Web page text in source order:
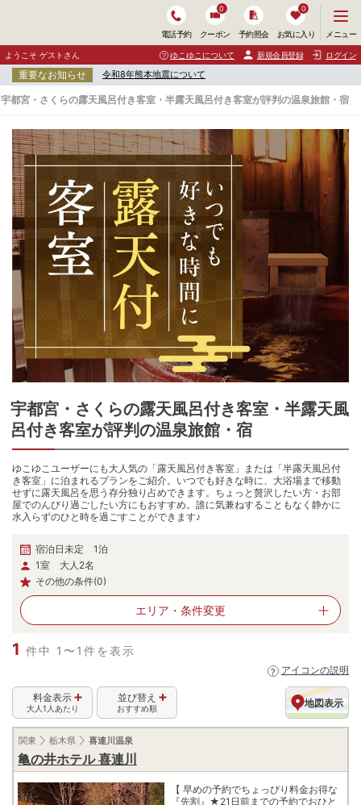
電話予約 クーポン
0
予約照会 お気に入り
0
ニ
ュ
ー
開
く
メニュー
ようこそ ゲストさん ゆこゆこについて 新規会員登録 ログイン
重要なお知らせ 令和8年熊本地震について
宇都宮・さくらの露天風呂付き客室・半露天風呂付き客室が評判の温泉旅館・宿
宇
都
宮
・
さ
く
ら
宇都宮・さくらの露天風呂付き客室・半露天風
呂付き客室が評判の温泉旅館・宿
ゆこゆこユーザーにも大人気の「露天風呂付き客室」または「半露天風呂付
き客室」に泊まれるプランをご紹介。いつでも好きな時に、大浴場まで移動
せずに露天風呂を思う存分独り占めできます。ちょっと贅沢したい方・お部
屋でのんびり過ごしたい方にもおすすめ。誰に気兼ねすることもなく静かに
水入らずのひと時を過ごすことができます♪
宿泊日未定 1泊
1室 大人2名
その他の条件(0)
エリア・ 条件変更
1 件中 1〜1件を表示
アイコンの説明
地図表示
並び替え
おすすめ順
料金表示
大人1人あたり
関東 栃木県 喜連川温泉
亀の井ホテル 喜連川
【 早めの予約でちょっぴり料金お得な
『先割』★21日前までの予約でおひと